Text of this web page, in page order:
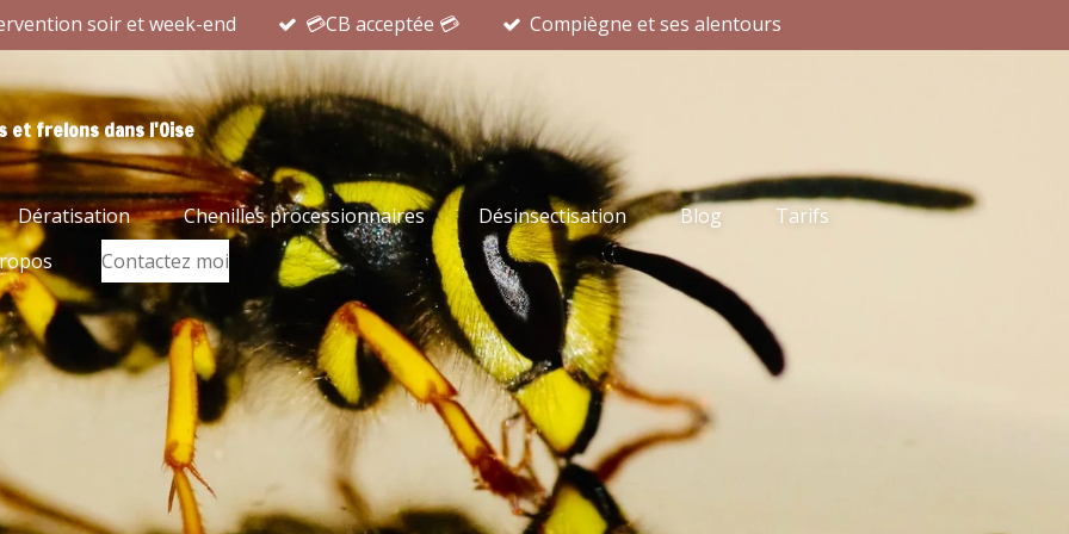
soir et week-end 💳CB acceptée 💳 Compiègne et ses alentours
et frelons dans l'Oise
Dératisation Chenilles processionnaires Désinsectisation Blog
Tarifs
Contactez moi